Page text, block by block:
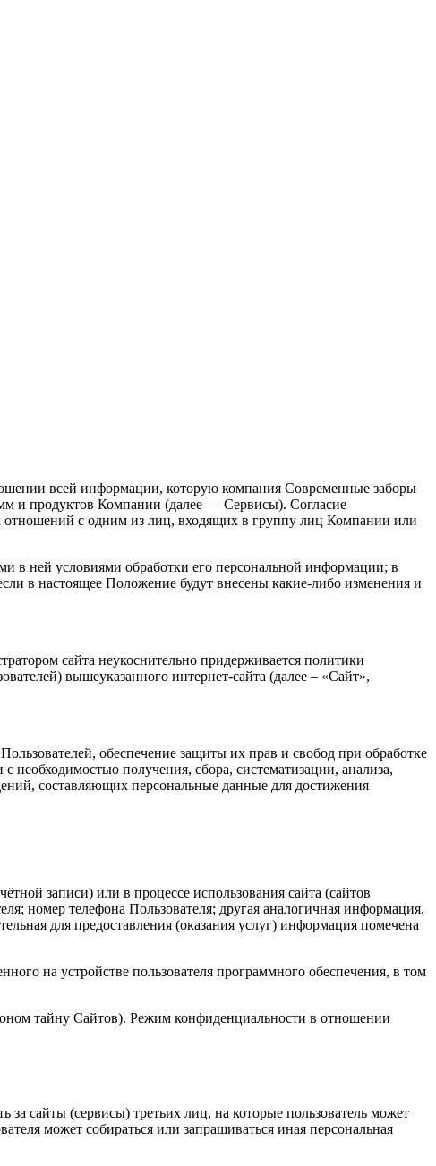
всей информации, которую компания Современные заборы
и продуктов Компании (далее — Сервисы). Согласие
отношений с одним из лиц, входящих в группу лиц Компании или
в ней условиями обработки его персональной информации; в
в настоящее Положение будут внесены какие-либо изменения и
сайта неукоснительно придерживается политики
вышеуказанного интернет-сайта (далее – «Сайт»,
обеспечение защиты их прав и свобод при обработке
получения, сбора, систематизации, анализа,
составляющих персональные данные для достижения
записи) или в процессе использования сайта (сайтов
номер телефона Пользователя; другая аналогичная информация,
для предоставления (оказания услуг) информация помечена
на устройстве пользователя программного обеспечения, в том
тайну Сайтов). Режим конфиденциальности в отношении
сайты (сервисы) третьих лиц, на которые пользователь может
может собираться или запрашиваться иная персональная